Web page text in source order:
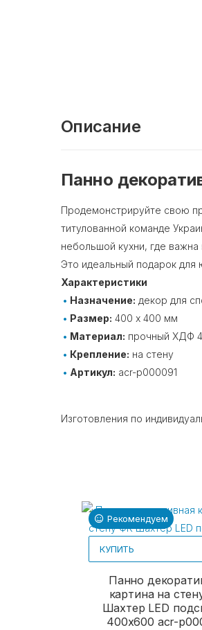
Описание
Панно
Продемонстрируйте свою
титулованной команде
небольшой кухни, где важна
Это идеальный подарок для
Характеристики
Назначение: декор для
Размер: 400 х 400 мм
Материал: прочный ХДФ
Крепление: на стену
Артикул: acr-p000091
Изготовления по
Рекомендуем
КУПИТЬ
Панно
картина на
Шахтер LED
400х600 acr-